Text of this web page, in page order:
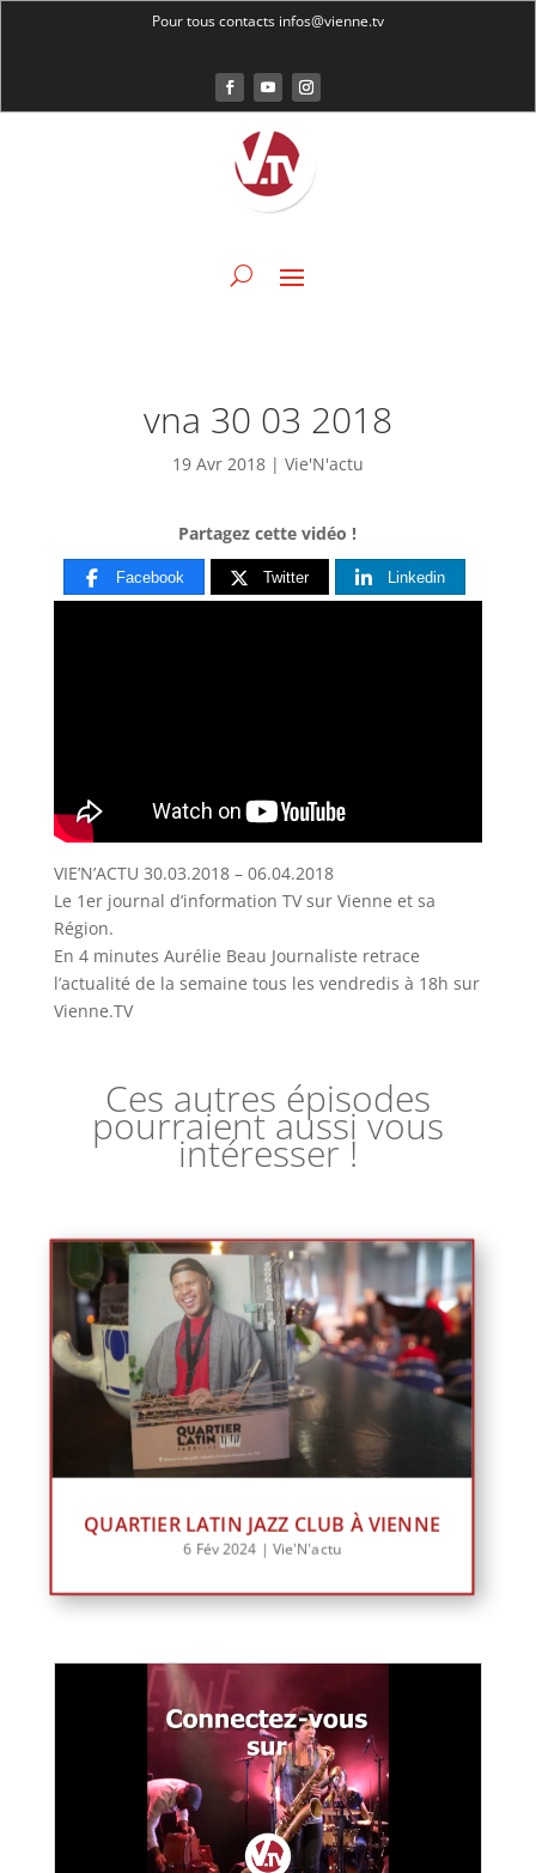
Pour tous contacts infos@vienne.tv
vna 30 03 2018
19 Avr 2018| Vie'N'actu
Partagez cette vidéo !
Facebook Twitter Linkedin
VIE’N’ACTU 30.03.2018 – 06.04.2018
Le 1er journal d’information TV sur Vienne et sa
Région.
En 4 minutes Aurélie Beau Journaliste retrace
l’actualité de la semaine tous les vendredis à 18h sur
Vienne.TV
Ces autres épisodes
pourraient aussi vous
intéresser !
QUARTIER LATIN JAZZ CLUB À VIENNE
6 Fév 2024 | Vie'N'actu